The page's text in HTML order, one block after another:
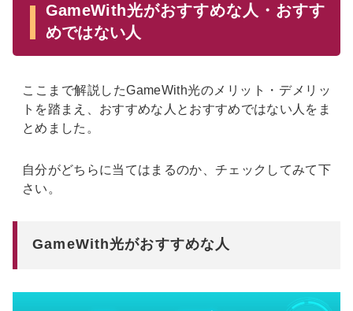
GameWith光がおすすめな人・おすす
めではない人
ここまで解説したGameWith光のメリット・デメリッ
トを踏まえ、おすすめな人とおすすめではない人をま
とめました。
自分がどちらに当てはまるのか、チェックしてみて下
さい。
GameWith光がおすすめな人